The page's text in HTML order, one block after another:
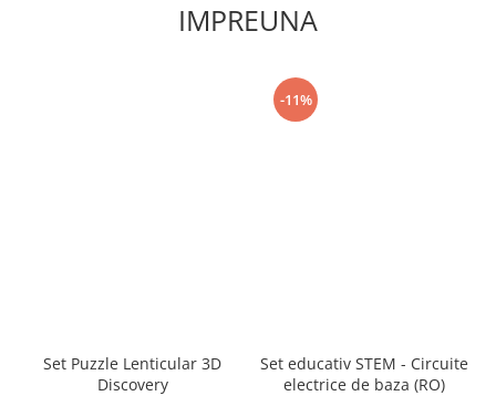
IMPREUNA
Set Puzzle Lenticular 3D
Discovery
-11%
Set educativ STEM - Circuite
electrice de baza (RO)